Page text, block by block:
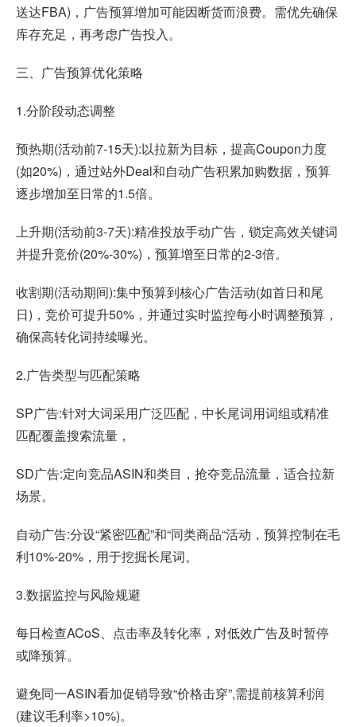
送达FBA)，广告预算增加可能因断货而浪费。需优先确保
库存充足，再考虑广告投入。
三、广告预算优化策略
1.分阶段动态调整
预热期(活动前7-15天):以拉新为目标，提高Coupon力度
(如20%)，通过站外Deal和自动广告积累加购数据，预算
逐步增加至日常的1.5倍。
上升期(活动前3-7天):精准投放手动广告，锁定高效关键词
并提升竞价(20%-30%)，预算增至日常的2-3倍。
收割期(活动期间):集中预算到核心广告活动(如首日和尾
日)，竞价可提升50%，并通过实时监控每小时调整预算，
确保高转化词持续曝光。
2.广告类型与匹配策略
SP广告:针对大词采用广泛匹配，中长尾词用词组或精准
匹配覆盖搜索流量，
SD广告:定向竞品ASIN和类目，抢夺竞品流量，适合拉新
场景。
自动广告:分设“紧密匹配”和“同类商品“活动，预算控制在毛
利10%-20%，用于挖掘长尾词。
3.数据监控与风险规避
每日检查ACoS、点击率及转化率，对低效广告及时暂停
或降预算。
避免同一ASIN看加促销导致“价格击穿”,需提前核算利润
(建议毛利率>10%)。